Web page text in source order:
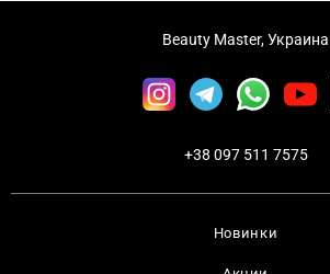
Новинки
Beauty Master, Украина
+38 097 511 7575